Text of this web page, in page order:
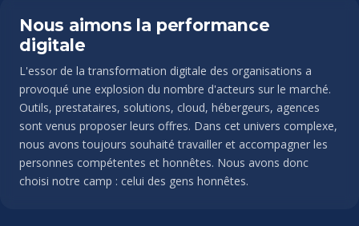
Nous aimons la performance
digitale
L'essor de la transformation digitale des organisations a
provoqué une explosion du nombre d'acteurs sur le marché.
Outils, prestataires, solutions, cloud, hébergeurs, agences
sont venus proposer leurs offres. Dans cet univers complexe,
nous avons toujours souhaité travailler et accompagner les
personnes compétentes et honnêtes. Nous avons donc
choisi notre camp : celui des gens honnêtes.